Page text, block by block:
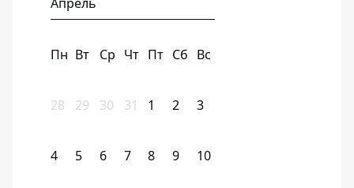
Пн Вт Ср Чт Пт Сб Вс
28 29 30 31 1 2 3
4 5 6 7 8 9 10